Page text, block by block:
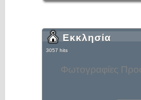
Φωτογραφίες
Εκκλησία
3057 hits